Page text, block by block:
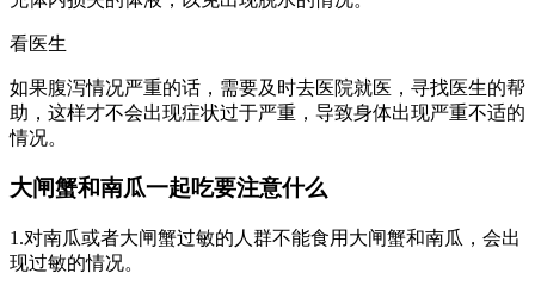
看医生
如果腹泻情况严重的话，需要及时去医院就医，寻找医生的帮
助，这样才不会出现症状过于严重，导致身体出现严重不适的
情况。
大闸蟹和南瓜一起吃要注意什么
1.对南瓜或者大闸蟹过敏的人群不能食用大闸蟹和南瓜，会出
现过敏的情况。